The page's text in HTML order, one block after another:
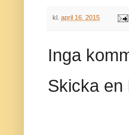
kl. april 16, 2015
Inga
Skicka en